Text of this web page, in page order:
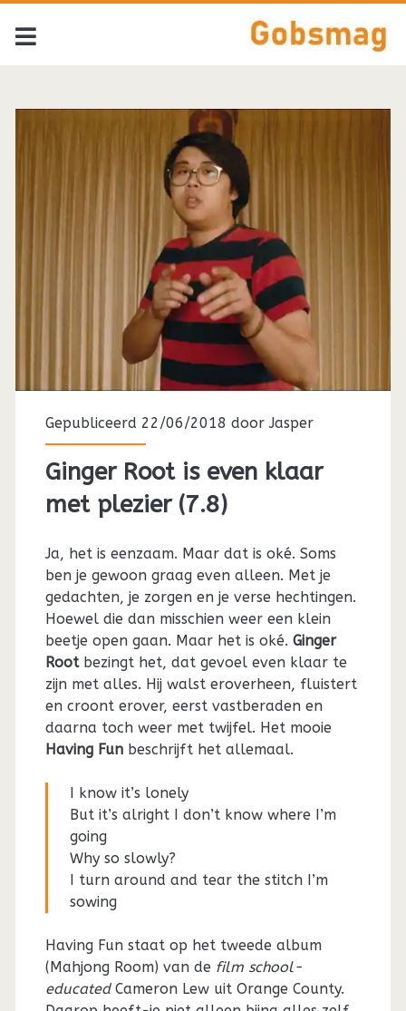
Gepubliceerd 22/06/2018 doorJasper
Ginger Root is even klaar
met plezier (7.8)
Ja, het is eenzaam. Maar dat is oké. Soms
ben je gewoon graag even alleen. Met je
gedachten, je zorgen en je verse hechtingen.
Hoewel die dan misschien weer een klein
beetje open gaan. Maar het is oké. Ginger
Rootbezingt het, dat gevoel even klaar te
zijn met alles. Hij walst eroverheen, fluistert
en croont erover, eerst vastberaden en
daarna toch weer met twijfel. Het mooie
Having Funbeschrijft het allemaal.
I know it’s lonely
But it’s alright I don’t know where I’m
going
Why so slowly?
I turn around and tear the stitch I’m
sowing
Having Fun staat op het tweede album
(Mahjong Room) van de film school-
educated Cameron Lew uit Orange County.